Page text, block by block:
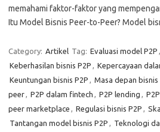
memahami faktor-faktor yang
Itu Model Bisnis Peer-to-Peer? Model
Category: Artikel Tag: Evaluasi model P2P ,
Keberhasilan bisnis P2P , Kepercayaan
Keuntungan bisnis P2P , Masa depan bisnis
peer, P2P dalam fintech , P2P lending ,
peer marketplace , Regulasi bisnis P2P ,
Tantangan model bisnis P2P , Teknologi